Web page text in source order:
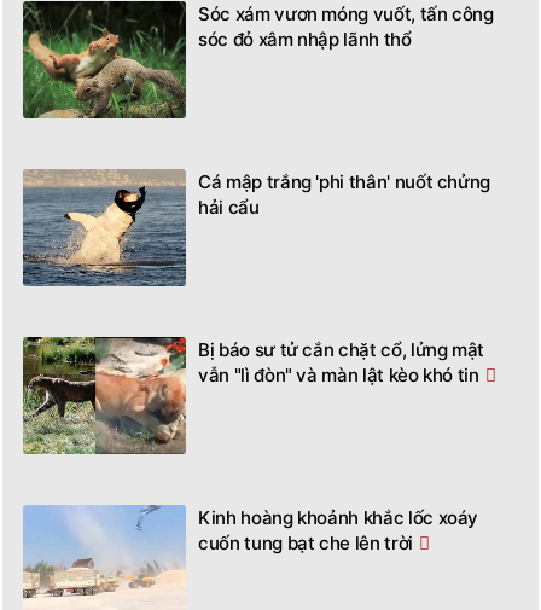
Sóc xám vươn móng vuốt, tấn công
sóc đỏ xâm nhập lãnh thổ
Cá mập trắng 'phi thân' nuốt chửng
hải cẩu
Bị báo sư tử cắn chặt cổ, lửng mật
vẫn "lì đòn" và màn lật kèo khó tin
Kinh hoàng khoảnh khắc lốc xoáy
cuốn tung bạt che lên trời